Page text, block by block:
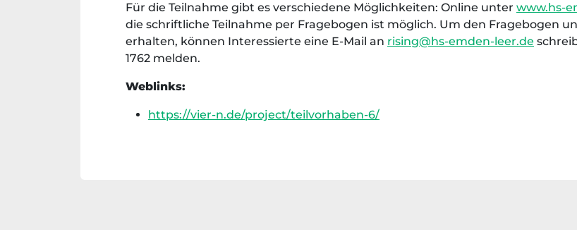
Für die Teilnahme gibt es verschiedene Möglichkeiten: Online unter www.hs-
die schriftliche Teilnahme per Fragebogen ist möglich. Um den Fragebogen
erhalten, können Interessierte eine E-Mail an rising@hs-emden-leer.de
1762 melden.
Weblinks:
https://vier-n.de/project/teilvorhaben-6/